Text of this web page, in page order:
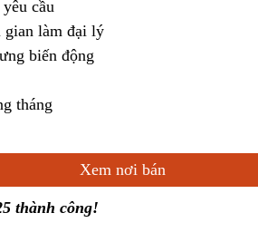
cầu
gian làm đại lý
biến động
tháng
Xem nơi bán
thành công!